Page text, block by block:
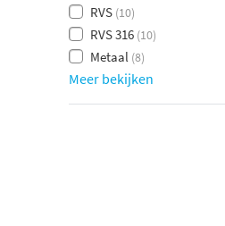
RVS (10)
RVS 316 (10)
Metaal (8)
Meer bekijken